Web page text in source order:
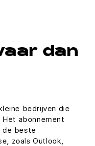
dan
bedrijven die
abonnement
de beste
zoals Outlook,